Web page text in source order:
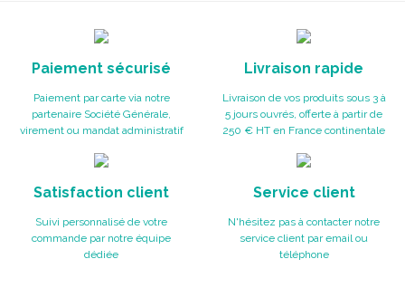
Paiement sécurisé
Paiement par carte via notre
partenaire Société Générale,
virement ou mandat administratif
Livraison rapide
Livraison de vos produits sous 3 à
5 jours ouvrés, offerte à partir de
250 € HT en France continentale
Satisfaction client
Suivi personnalisé de votre
commande par notre équipe
dédiée
Service client
N'hésitez pas à contacter notre
service client par email ou
téléphone